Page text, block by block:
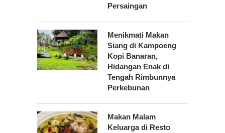
Persaingan
Menikmati Makan
Siang di Kampoeng
Kopi Banaran,
Hidangan Enak di
Tengah Rimbunnya
Perkebunan
Makan Malam
Keluarga di Resto